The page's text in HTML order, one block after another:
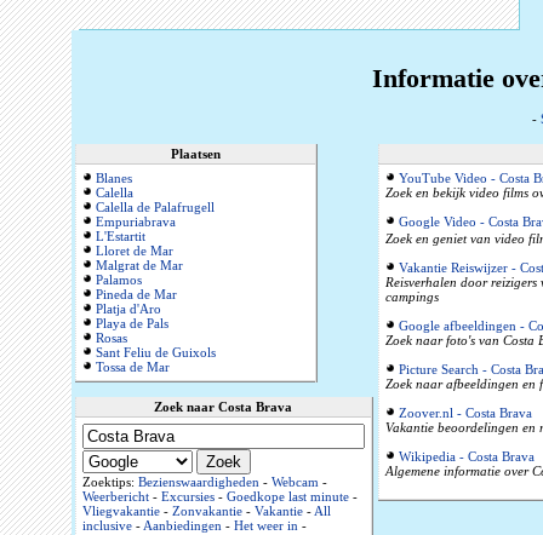
Informatie
-
Plaatsen
Blanes
Calella
Calella de Palafrugell
Empuriabrava
L'Estartit
Lloret de Mar
Malgrat de Mar
Palamos
Pineda de Mar
Platja d'Aro
Playa de Pals
Rosas
Sant Feliu de Guixols
Tossa de Mar
Zoek naar Costa Brava
Zoektips: Bezienswaardigheden- Webcam-
Weerbericht- Excursies- Goedkope last minute-
Vliegvakantie- Zonvakantie- Vakantie-All
inclusive-Aanbiedingen- Het weer in-
YouTube Video - Costa
Zoek en bekijk video films
Google Video - Costa
Zoek en geniet van video
Vakantie Reiswijzer -
Reisverhalen door reizigers
campings
Google afbeeldingen -
Zoek naar foto's van Costa
Picture Search - Costa
Zoek naar afbeeldingen en
Zoover.nl - Costa Brava
Vakantie beoordelingen en
Wikipedia - Costa Brava
Algemene informatie over